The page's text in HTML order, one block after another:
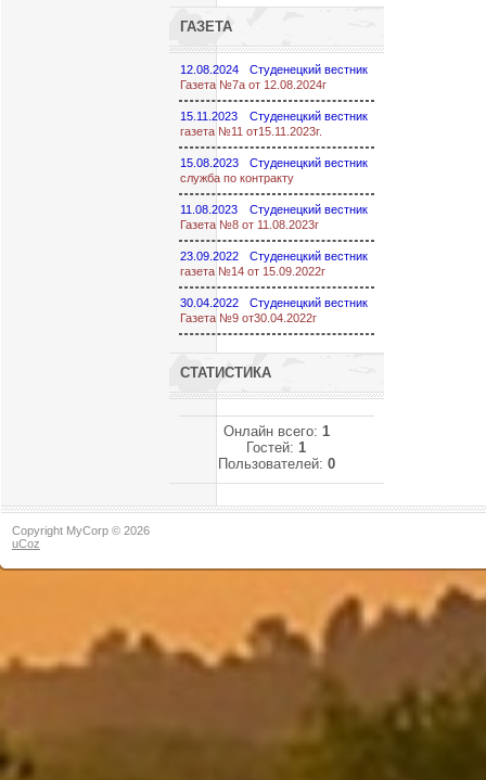
ГАЗЕТА
12.08.2024
Студенецкий вестник
Газета №7а от 12.08.2024г
15.11.2023
Студенецкий вестник
газета №11 от15.11.2023г.
15.08.2023
Студенецкий вестник
служба по контракту
11.08.2023
Студенецкий вестник
Газета №8 от 11.08.2023г
23.09.2022
Студенецкий вестник
газета №14 от 15.09.2022г
30.04.2022
Студенецкий вестник
Газета №9 от30.04.2022г
СТАТИСТИКА
Онлайн всего: 1
Гостей:1
Пользователей: 0
Copyright MyCorp © 2026
uCoz